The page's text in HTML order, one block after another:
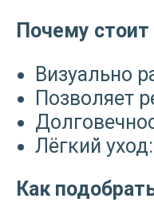
Почему
Визуально
Позволяет
Лёгкий
Как